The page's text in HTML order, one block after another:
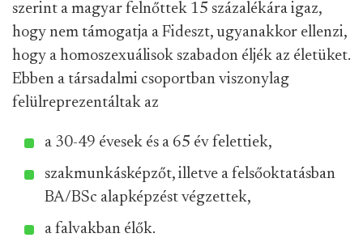
szerint a magyar felnőttek 15 százalékára igaz,
hogy nem támogatja a Fideszt, ugyanakkor ellenzi,
hogy a homoszexuálisok szabadon éljék az életüket.
Ebben a társadalmi csoportban viszonylag
felülreprezentáltak az
a 30-49 évesek és a 65 év felettiek,
szakmunkásképzőt, illetve a felsőoktatásban
BA/BSc alapképzést végzettek,
a falvakban élők.